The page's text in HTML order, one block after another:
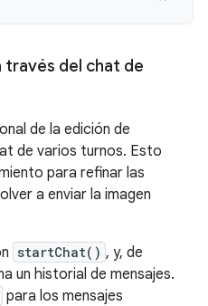
través del chat de
de la edición de
de varios turnos. Esto
para refinar las
a enviar la imagen
startChat() , y, de
un historial de mensajes.
para los mensajes